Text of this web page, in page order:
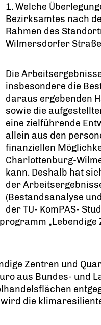
1. Welche
Bezirksamtes nach
Rahmen des
Wilmersdorfer
Die
insbesondere die
daraus ergebenden
sowie die
eine zielführende
allein aus den
finanziellen
Charlottenburg-
kann. Deshalb hat
der
(Bestandsanalyse
der TU- KomPAS-
„Lebendige
Zentren und
aus Bundes- und
die